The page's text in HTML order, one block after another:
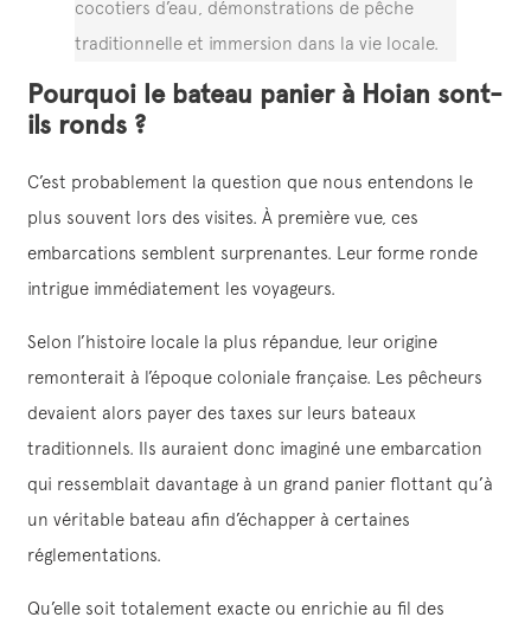
cocotiers d’eau, démonstrations de pêche
traditionnelle et immersion dans la vie locale.
Pourquoi le bateau panier à Hoian sont-
ils ronds ?
C’est probablement la question que nous entendons le
plus souvent lors des visites. À première vue, ces
embarcations semblent surprenantes. Leur forme ronde
intrigue immédiatement les voyageurs.
Selon l’histoire locale la plus répandue, leur origine
remonterait à l’époque coloniale française. Les pêcheurs
devaient alors payer des taxes sur leurs bateaux
traditionnels. Ils auraient donc imaginé une embarcation
qui ressemblait davantage à un grand panier flottant qu’à
un véritable bateau afin d’échapper à certaines
réglementations.
Qu’elle soit totalement exacte ou enrichie au fil des